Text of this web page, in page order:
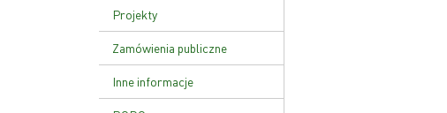
sprawie kontroli zarządczej
Projekty
Zamówienia publiczne
Inne informacje